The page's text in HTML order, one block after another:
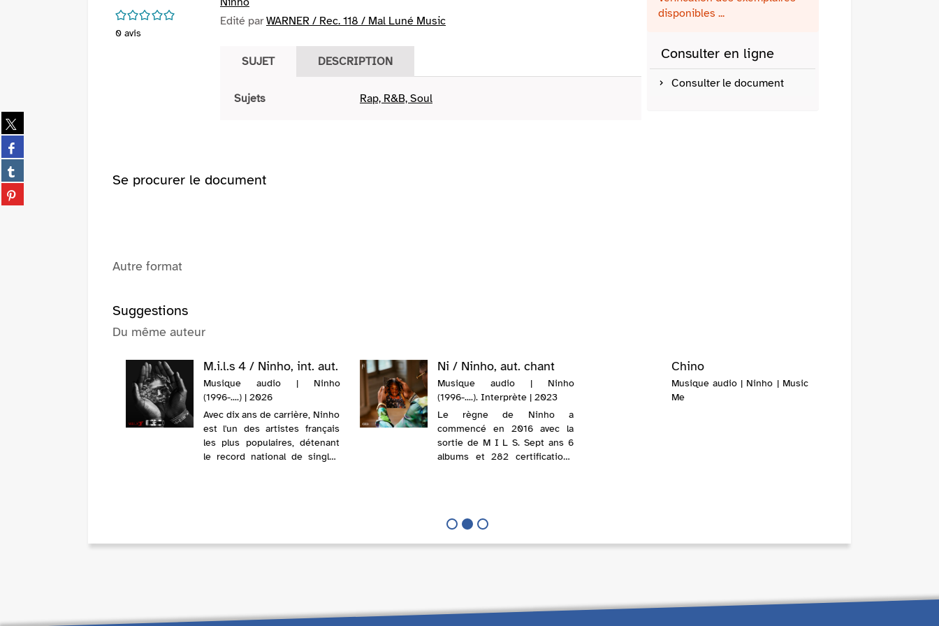
Partager
sur
twitter
(Nouvelle
fenêtre)
Partager
sur
facebook
(Nouvelle
fenêtre)
Partager
sur
tumblr
Partager
sur
/5
0 avis
Edité parWARNER / Rec. 118 / Mal Luné Music
SUJET DESCRIPTION
Sujets Rap, R&B, Soul
disponibles ...
Consulter en ligne
Consulter le document
Se procurer le document
Autre format
Suggestions
Du même auteur
Ni / Ninho, aut. chant
Musique audio | Ninho
(1996-....). Interprète | 2023
Le règne de Ninho a
commencé en 2016 avec la
sortie de M I L S. Sept ans 6
albums et 282 certifications
albu...
Chino
Musique audio | Ninho | Music
Me
M.i.l.s 4 / Ninho, int. aut.
Musique audio | Ninho
(1996-....) | 2026
Avec dix ans de carrière, Ninho
est l'un des artistes français
les plus populaires, détenant
le record national de singles